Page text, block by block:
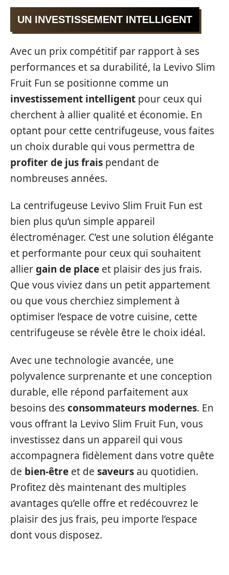
UN INVESTISSEMENT INTELLIGENT
Avec un prix compétitif par rapport à ses
performances et sa durabilité, la Levivo Slim
Fruit Fun se positionne comme un
investissement intelligent pour ceux qui
cherchent à allier qualité et économie. En
optant pour cette centrifugeuse, vous faites
un choix durable qui vous permettra de
profiter de jus frais pendant de
nombreuses années.
La centrifugeuse Levivo Slim Fruit Fun est
bien plus qu’un simple appareil
électroménager. C’est une solution élégante
et performante pour ceux qui souhaitent
alliergain de place et plaisir des jus frais.
Que vous viviez dans un petit appartement
ou que vous cherchiez simplement à
optimiser l’espace de votre cuisine, cette
centrifugeuse se révèle être le choix idéal.
Avec une technologie avancée, une
polyvalence surprenante et une conception
durable, elle répond parfaitement aux
besoins desconsommateurs modernes. En
vous offrant la Levivo Slim Fruit Fun, vous
investissez dans un appareil qui vous
accompagnera fidèlement dans votre quête
de bien-être et de saveurs au quotidien.
Profitez dès maintenant des multiples
avantages qu’elle offre et redécouvrez le
plaisir des jus frais, peu importe l’espace
dont vous disposez.